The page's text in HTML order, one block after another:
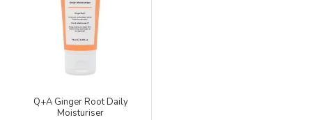
Q+A Ginger Root Daily
Moisturiser